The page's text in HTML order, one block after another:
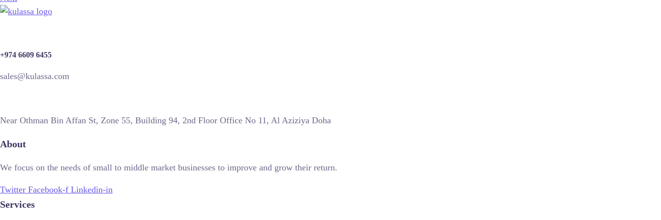
+974 6609 6455
sales@kulassa.com
Near Othman Bin Affan St, Zone 55, Building 94, 2nd Floor Office No 11, Al Aziziya Doha
About
We focus on the needs of small to middle market businesses to improve and grow their return.
Twitter Facebook-f Linkedin-in
Services